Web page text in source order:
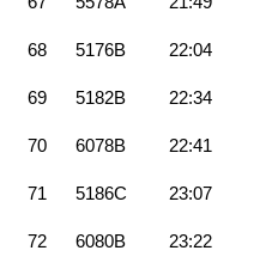
68 5176B 22:04
69 5182B 22:34
70 6078B 22:41
71 5186C 23:07
72 6080B 23:22